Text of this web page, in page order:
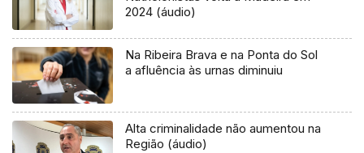
2024 (áudio)
Na Ribeira Brava e na Ponta do Sol
a afluência às urnas diminuiu
Alta criminalidade não aumentou na
Região (áudio)